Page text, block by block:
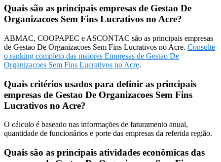
Quais são as principais empresas de Gestao De
Organizacoes Sem Fins Lucrativos no Acre?
ABMAC, COOPAPEC e ASCONTAC são as principais empresas
de Gestao De Organizacoes Sem Fins Lucrativos no Acre. Consulte
o ranking completo das maiores Empresas de Gestao De
Organizacoes Sem Fins Lucrativos no Acre.
Quais critérios usados para definir as principais
empresas de Gestao De Organizacoes Sem Fins
Lucrativos no Acre?
O cálculo é baseado nas informações de faturamento anual,
quantidade de funcionários e porte das empresas da referida região.
Quais são as principais atividades econômicas das